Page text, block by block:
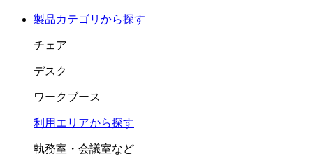
製品カテゴリから探す
チェア
デスク
ワークブース
利用エリアから探す
執務室・会議室など